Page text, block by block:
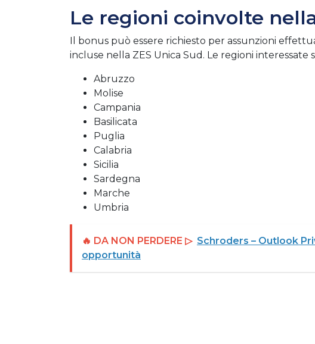
Le regioni coinvolte
Il bonus può essere richiesto per assunzioni
incluse nella ZES Unica Sud. Le regioni interessate
Abruzzo
Molise
Campania
Basilicata
Puglia
Calabria
Sicilia
Sardegna
Marche
Umbria
🔥 DA NON PERDERE ▷ Schroders – Outlook
opportunità